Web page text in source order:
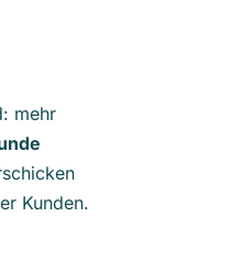
mehr
Kunden.